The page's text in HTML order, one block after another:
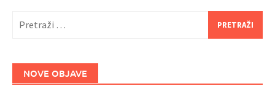
NOVE OBJAVE